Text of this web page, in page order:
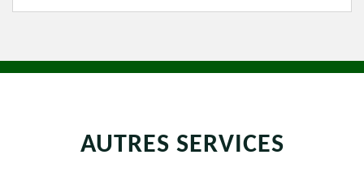
AUTRES SERVICES